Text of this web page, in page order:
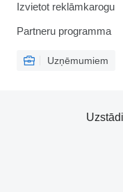
Izvietot reklāmkarogu
Partneru programma
Uzņēmumiem